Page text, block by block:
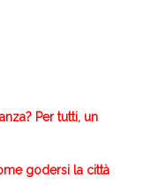
Per tutti, un
godersi la città